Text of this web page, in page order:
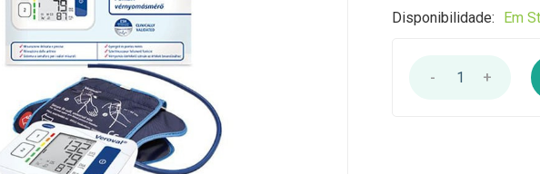
Disponibilidade: Em
- 1 +